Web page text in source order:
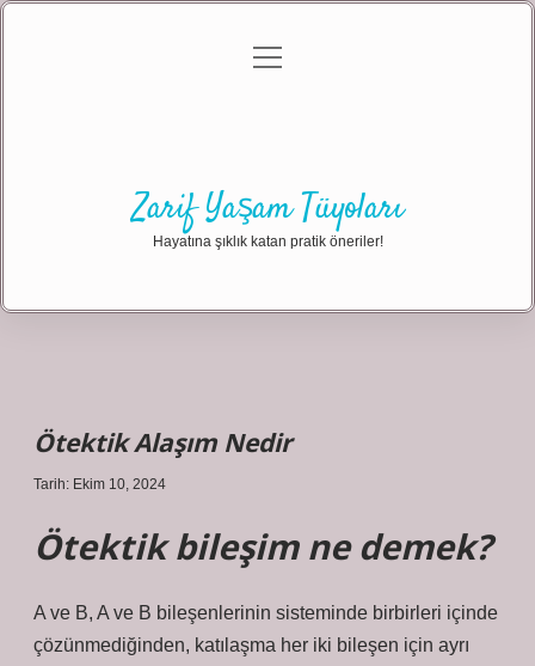
Gizlilik Politikası
menüyü
Zarif Yaşam Tüyoları
Hayatına şıklık katan pratik öneriler!
Ötektik Alaşım Nedir
Tarih: Ekim 10, 2024
Ötektik bileşim ne demek?
A ve B, A ve B bileşenlerinin sisteminde birbirleri içinde
çözünmediğinden, katılaşma her iki bileşen için ayrı